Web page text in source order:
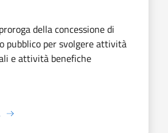
della concessione di
pubblico per svolgere attività
e attività benefiche